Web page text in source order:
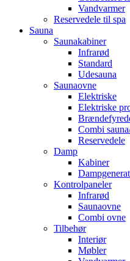
Vandvarmer
Reservedele til spa
Sauna
Saunakabiner
Infrarød
Standard
Udesauna
Saunaovne
Elektriske
Elektriske
Combi
Reservedele
Damp
Kabiner
Kontrolpaneler
Infrarød
Saunaovne
Combi ovne
Tilbehør
Interiør
Møbler